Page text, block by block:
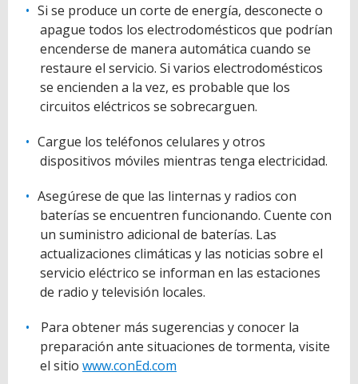
Si se produce un corte de energía, desconecte o
apague todos los electrodomésticos que podrían
encenderse de manera automática cuando se
restaure el servicio. Si varios electrodomésticos
se encienden a la vez, es probable que los
circuitos eléctricos se sobrecarguen.
Cargue los teléfonos celulares y otros
dispositivos móviles mientras tenga electricidad.
Asegúrese de que las linternas y radios con
baterías se encuentren funcionando. Cuente con
un suministro adicional de baterías. Las
actualizaciones climáticas y las noticias sobre el
servicio eléctrico se informan en las estaciones
de radio y televisión locales.
Para obtener más sugerencias y conocer la
preparación ante situaciones de tormenta, visite
el sitio www.conEd.com